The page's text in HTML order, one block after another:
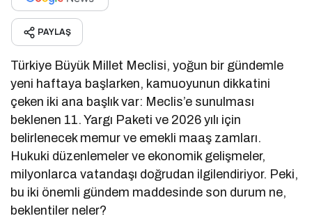
PAYLAŞ
Türkiye Büyük Millet Meclisi, yoğun bir gündemle
yeni haftaya başlarken, kamuoyunun dikkatini
çeken iki ana başlık var: Meclis’e sunulması
beklenen 11. Yargı Paketi ve 2026 yılı için
belirlenecek memur ve emekli maaş zamları.
Hukuki düzenlemeler ve ekonomik gelişmeler,
milyonlarca vatandaşı doğrudan ilgilendiriyor. Peki,
bu iki önemli gündem maddesinde son durum ne,
beklentiler neler?